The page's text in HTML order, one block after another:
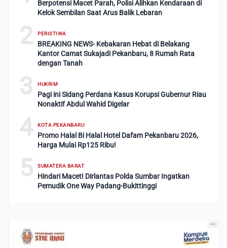
Berpotensi Macet Parah, Polisi Alihkan Kendaraan di
Kelok Sembilan Saat Arus Balik Lebaran
2 PERISTIWA
BREAKING NEWS- Kebakaran Hebat di Belakang
Kantor Camat Sukajadi Pekanbaru, 8 Rumah Rata
dengan Tanah
3 HUKRIM
Pagi ini Sidang Perdana Kasus Korupsi Gubernur Riau
Nonaktif Abdul Wahid Digelar
4 KOTA PEKANBARU
Promo Halal Bi Halal Hotel Dafam Pekanbaru 2026,
Harga Mulai Rp125 Ribu!
5 SUMATERA BARAT
Hindari Macet! Dirlantas Polda Sumbar Ingatkan
Pemudik One Way Padang-Bukittinggi
Ad